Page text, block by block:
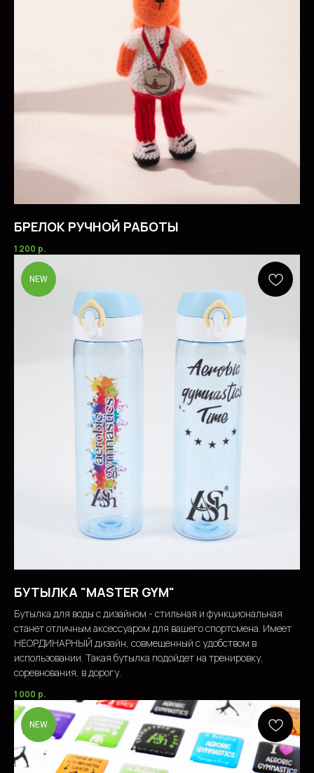
БРЕЛОК РУЧНОЙ РАБОТЫ
1 200 р.
NEW
БУТЫЛКА "MASTER GYM"
Бутылка для воды с дизайном - стильная и функциональная
станет отличным аксессуаром для вашего спортсмена. Имеет
НЕОРДИНАРНЫЙ дизайн, совмещенный с удобством в
использовании. Такая бутылка подойдет на тренировку,
соревнования, в дорогу.
1 000 р.
NEW